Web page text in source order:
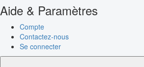
Aide & Paramètres
Compte
Contactez-nous
Se connecter